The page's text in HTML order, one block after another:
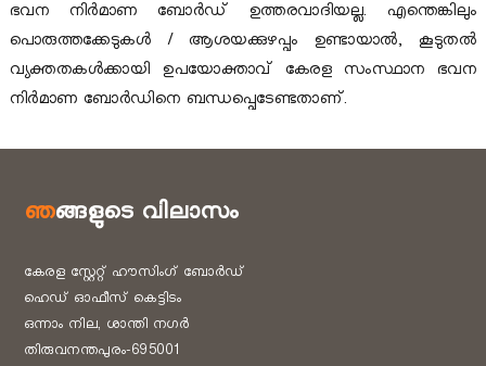
ഭവന നിർമാണ ബോർഡ് ഉത്തരവാദിയല്ല. എന്തെങ്കിലും
പൊരുത്തക്കേടുകൾ / ആശയക്കുഴപ്പം ഉണ്ടായാൽ, കൂടുതൽ
വ്യക്തതകൾക്കായി ഉപയോക്താവ് കേരള സംസ്ഥാന ഭവന
നിർമാണ ബോർഡിനെ ബന്ധപ്പെടേണ്ടതാണ്.
ഞങ്ങളുടെ വിലാസം
കേരള സ്റ്റേറ്റ് ഹൗസിംഗ് ബോർഡ്
ഹെഡ് ഓഫീസ് കെട്ടിടം
ഒന്നാം നില, ശാന്തി നഗർ
തിരുവനന്തപുരം-695001